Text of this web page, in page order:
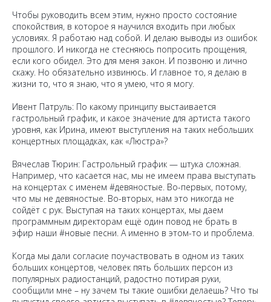
Чтобы руководить всем этим, нужно просто состояние
спокойствия, в которое я научился входить при любых
условиях. Я работаю над собой. И делаю выводы из ошибок
прошлого. И никогда не стесняюсь попросить прощения,
если кого обидел. Это для меня закон. И позвоню и лично
скажу. Но обязательно извинюсь. И главное то, я делаю в
жизни то, что я знаю, что я умею, что я могу.
Ивент Патруль: По какому принципу выстаивается
гастрольный график, и какое значение для артиста такого
уровня, как Ирина, имеют выступления на таких небольших
концертных площадках, как «Люстра»?
Вячеслав Тюрин: Гастрольный график — штука сложная.
Например, что касается нас, мы не имеем права выступать
на концертах с именем #девяностые. Во-первых, потому,
что мы не девяностые. Во-вторых, нам это никогда не
сойдёт с рук. Выступая на таких концертах, мы даем
программным директорам ещё один повод не брать в
эфир наши #новые песни. А именно в этом-то и проблема.
Когда мы дали согласие поучаствовать в одном из таких
больших концертов, человек пять больших персон из
популярных радиостанций, радостно потирая руки,
сообщили мне – ну зачем ты такие ошибки делаешь? Что ты